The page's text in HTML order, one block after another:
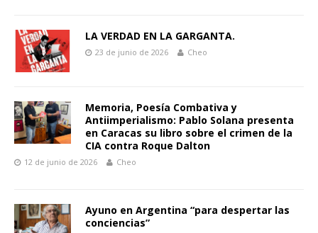
LA VERDAD EN LA GARGANTA.
23 de junio de 2026 Cheo
Memoria, Poesía Combativa y
Antiimperialismo: Pablo Solana presenta
en Caracas su libro sobre el crimen de la
CIA contra Roque Dalton
12 de junio de 2026 Cheo
Ayuno en Argentina “para despertar las
conciencias”